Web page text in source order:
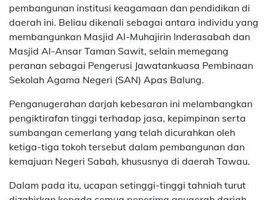
pembangunan institusi keagamaan dan pendidikan di
daerah ini. Beliau dikenali sebagai antara individu yang
membangunkan Masjid Al-Muhajirin Inderasabah dan
Masjid Al-Ansar Taman Sawit, selain memegang
peranan sebagai Pengerusi Jawatankuasa Pembinaan
Sekolah Agama Negeri (SAN) Apas Balung.
Penganugerahan darjah kebesaran ini melambangkan
pengiktirafan tinggi terhadap jasa, kepimpinan serta
sumbangan cemerlang yang telah dicurahkan oleh
ketiga-tiga tokoh tersebut dalam pembangunan dan
kemajuan Negeri Sabah, khususnya di daerah Tawau.
Dalam pada itu, ucapan setinggi-tinggi tahniah turut